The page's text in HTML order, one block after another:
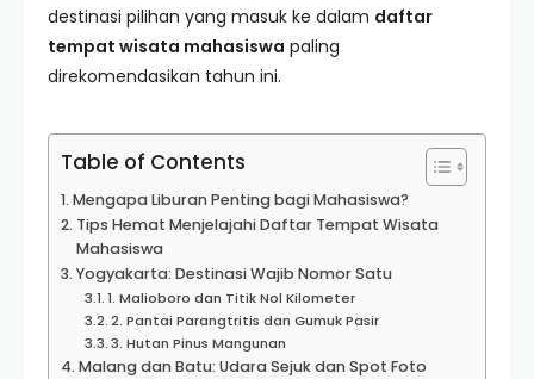
destinasi pilihan yang masuk ke dalam daftar
tempat wisata mahasiswa paling
direkomendasikan tahun ini.
Table of Contents
Mengapa Liburan Penting bagi Mahasiswa?
Tips Hemat Menjelajahi Daftar Tempat Wisata
Mahasiswa
Yogyakarta: Destinasi Wajib Nomor Satu
1. Malioboro dan Titik Nol Kilometer
2. Pantai Parangtritis dan Gumuk Pasir
3. Hutan Pinus Mangunan
Malang dan Batu: Udara Sejuk dan Spot Foto